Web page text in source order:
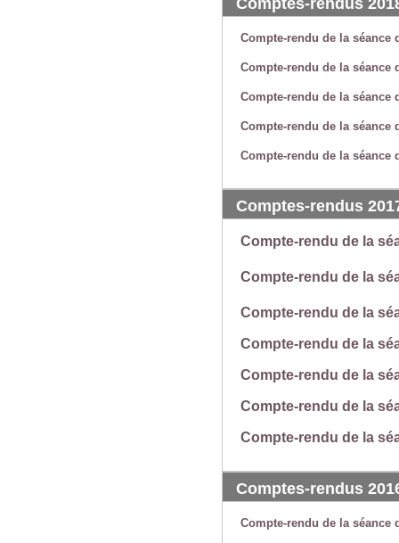
Compte-rendu de la séance
Compte-rendu de la séance
Compte-rendu de la séance
Compte-rendu de la séance
Compte-rendu de la séance
Comptes-rendus
Compte-rendu de la
Compte-rendu de la
Compte-rendu de la
Compte-rendu de la
Compte-rendu de la
Compte-rendu de la
Compte-rendu de la
Comptes-rendus
Compte-rendu de la séance